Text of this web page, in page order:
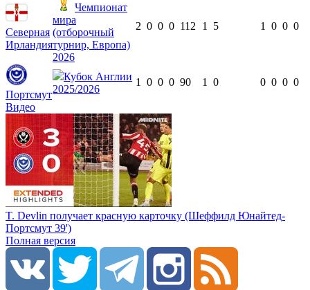
Северная
Ирландия
Чемпионат
мира
(отборочный
турнир, Европа)
2026
2 0 0 0 112 1 5 1 0 0 0
Портсмут
Кубок Англии
2025/2026
1 0 0 0 90 1 0 0 0 0 0
Видео
T. Devlin получает красную карточку (Шеффилд Юнайтед-
Портсмут 39')
Полная версия